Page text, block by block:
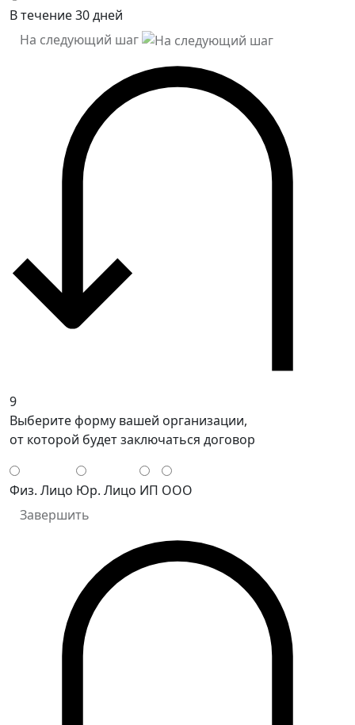
В течение 30 дней
На следующий шаг
9
Выберите форму вашей организации,
от которой будет заключаться договор
Физ. Лицо Юр. Лицо ИП ООО
Завершить